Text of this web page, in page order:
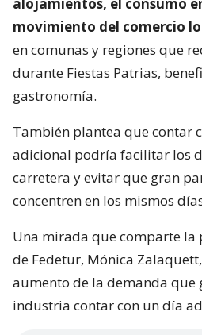
movimiento del comercio
en comunas y regiones que
durante Fiestas Patrias,
gastronomía.
También plantea que contar
adicional podría facilitar los
carretera y evitar que gran
concentren en los mismos
Una mirada que comparte la
de Fedetur, Mónica
aumento de la demanda que
industria contar con un día